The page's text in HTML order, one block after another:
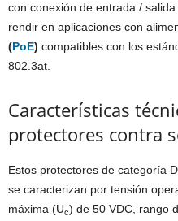
con conexión de entrada /
rendir en aplicaciones con
(PoE) compatibles con los
802.3at.
Características
protectores contra
Estos protectores de categoría
se caracterizan por tensión
máxima (Uc) de 50 VDC, rango